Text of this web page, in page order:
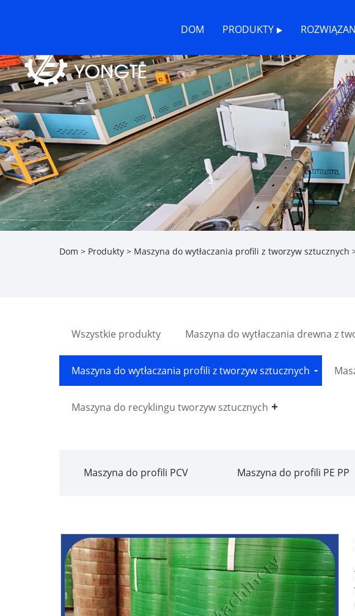
DOM PRODUKTY
Dom > Produkty > Maszyna do wytłaczania profili z tworzyw sztucznych
Wszystkie produkty Maszyna do wytłaczania drewna z
Maszyna do wytłaczania profili z tworzyw sztucznych
Maszyna do recyklingu tworzyw sztucznych
Maszyna do profili PCV Maszyna do profili PE PP